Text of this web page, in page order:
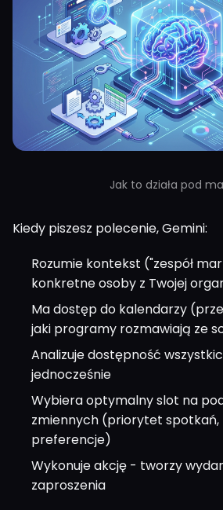
Jak to działa pod
Kiedy piszesz polecenie, Gemini:
Rozumie kontekst ("zespół
konkretne osoby z Twojej
Ma dostęp do kalendarzy
jaki programy rozmawiają ze
Analizuje dostępność
jednocześnie
Wybiera optymalny slot na
zmiennych (priorytet spotkań,
preferencje)
Wykonuje akcję - tworzy
zaproszenia